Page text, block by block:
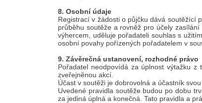
8. Osobní údaje
Registrací v žádosti o půjčku dává soutěžící
průběhu soutěže a rovněž pro účely
výhercem, uděluje pořadateli souhlas s
osobní povahy pořízených pořadatelem v
9. Závěrečná ustanovení, rozhodné právo
Pořadatel neodpovídá za úplnost výtažku
zveřejněnou akcí.
Účast v soutěži je dobrovolná a účastník
Uvedené pravidla soutěže budou po dobu
za jediná úplná a konečná. Tato pravidla a